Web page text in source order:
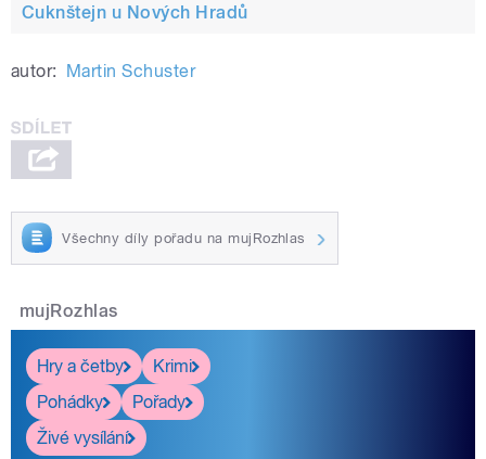
Cuknštejn u Nových Hradů
autor: Martin Schuster
Všechny díly pořadu na mujRozhlas
mujRozhlas
Hry a četby
Krimi
Pohádky
Pořady
Živé vysílání